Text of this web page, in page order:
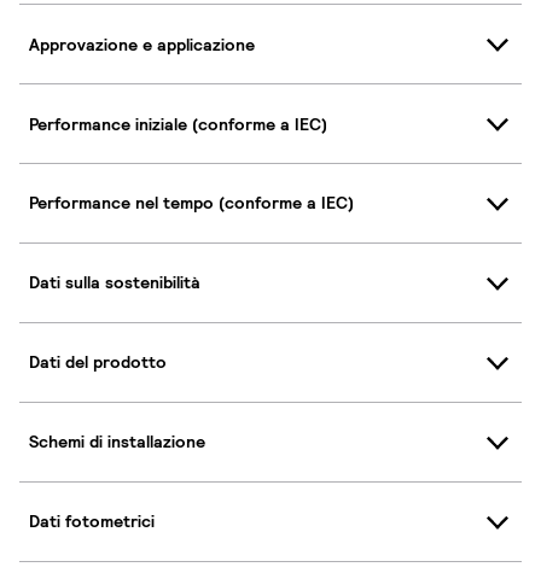
Approvazione e applicazione
Performance iniziale (conforme a IEC)
Performance nel tempo (conforme a IEC)
Dati sulla sostenibilità
Dati del prodotto
Schemi di installazione
Dati fotometrici